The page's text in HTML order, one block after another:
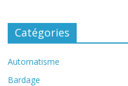
Catégories
Automatisme
Bardage